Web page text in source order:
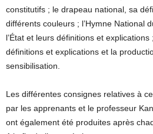
constitutifs ; le drapeau national, sa
différents couleurs ; l’Hymne National
l’État et leurs définitions et
définitions et explications et la
sensibilisation.
Les différentes consignes relatives à
par les apprenants et le professeur
ont également été produites après